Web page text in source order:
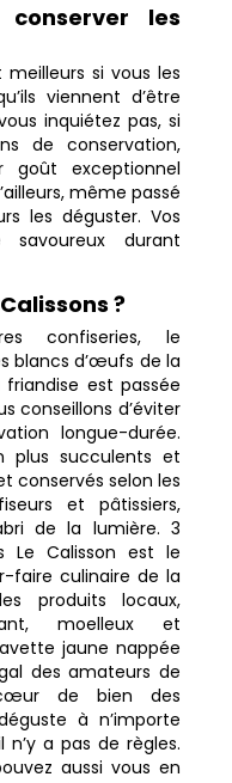
les
meilleurs si vous les
viennent d’être
inquiétez pas, si
de conservation,
goût exceptionnel
même passé
les déguster. Vos
savoureux durant
?
confiseries, le
blancs d’œufs de la
est passée
conseillons d’éviter
longue-durée.
plus succulents et
conservés selon les
et pâtissiers,
de la lumière. 3
Le Calisson est le
faire culinaire de la
produits locaux,
moelleux et
jaune nappée
des amateurs de
de bien des
à n’importe
a pas de règles.
aussi vous en